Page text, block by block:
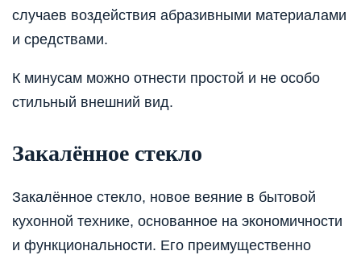
случаев воздействия абразивными материалами
и средствами.
К минусам можно отнести простой и не особо
стильный внешний вид.
Закалённое стекло
Закалённое стекло, новое веяние в бытовой
кухонной технике, основанное на экономичности
и функциональности. Его преимущественно